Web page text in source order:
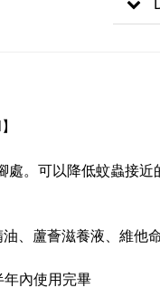
。可以降低蚊蟲接
、蘆薈滋養液、維他
內使用完畢